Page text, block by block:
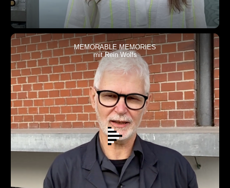
MEMORABLE MEMORIES
mit Rein Wolfs